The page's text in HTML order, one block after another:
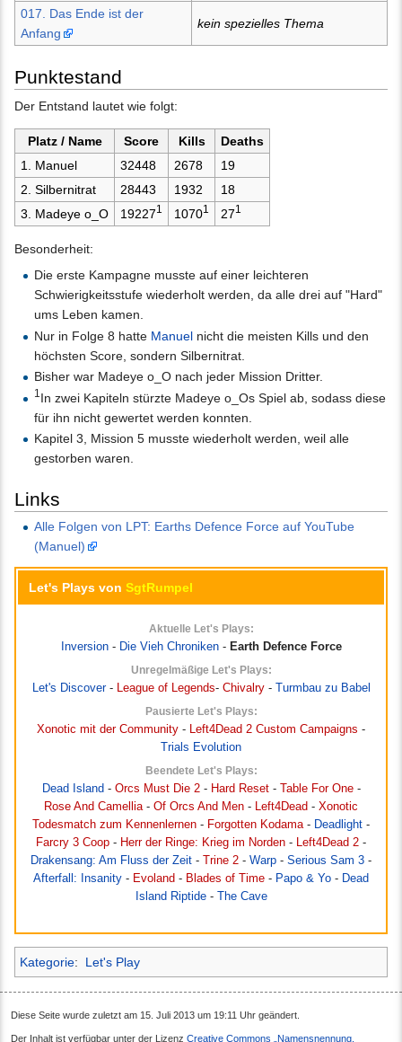
017. Das Ende ist der
Anfang
kein spezielles Thema
Punktestand
Der Entstand lautet wie folgt:
Platz / Name Score Kills
Deaths
1. Manuel
32448 2678
19
2. Silbernitrat
28443 1932
18
3. Madeye o_O
192271 10701 271
Besonderheit:
Die erste Kampagne musste auf einer leichteren
Schwierigkeitsstufe wiederholt werden, da alle drei auf "Hard"
ums Leben kamen.
Nur in Folge 8 hatte Manuel nicht die meisten Kills und den
höchsten Score, sondern Silbernitrat.
Bisher war Madeye o_O nach jeder Mission Dritter.
1 In zwei Kapiteln stürzte Madeye o_Os Spiel ab, sodass diese
für ihn nicht gewertet werden konnten.
Kapitel 3, Mission 5 musste wiederholt werden, weil alle
gestorben waren.
Links
Alle Folgen von LPT: Earths Defence Force auf YouTube
(Manuel)
Let's Plays von SgtRumpel
Aktuelle Let's Plays:
Inversion- Die Vieh Chroniken- Earth Defence Force‎
Unregelmäßige Let's Plays:
Let's Discover- League of Legends- Chivalry- Turmbau zu Babel
Pausierte Let's Plays:
Xonotic mit der Community - Left4Dead 2 Custom Campaigns -
Trials Evolution
Beendete Let's Plays:
Dead Island - Orcs Must Die 2- Hard Reset- Table For One-
Rose And Camellia- Of Orcs And Men - Left4Dead - Xonotic
Todesmatch zum Kennenlernen - Forgotten Kodama- Deadlight -
Farcry 3 Coop - Herr der Ringe: Krieg im Norden - Left4Dead 2 -
Drakensang: Am Fluss der Zeit - Trine 2 - Warp - Serious Sam 3 -
Afterfall: Insanity - Evoland - Blades of Time - Papo & Yo - Dead
Island Riptide- The Cave
Kategorie: Let's Play
Diese Seite wurde zuletzt am 15. Juli 2013 um 19:11 Uhr geändert.
Der Inhalt ist verfügbar unter der Lizenz Creative Commons „Namensnennung,